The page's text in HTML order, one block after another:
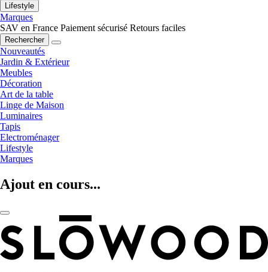
Lifestyle
Marques
SAV en France Paiement sécurisé Retours faciles
Rechercher
Nouveautés
Jardin & Extérieur
Meubles
Décoration
Art de la table
Linge de Maison
Luminaires
Tapis
Electroménager
Lifestyle
Marques
Ajout en cours...